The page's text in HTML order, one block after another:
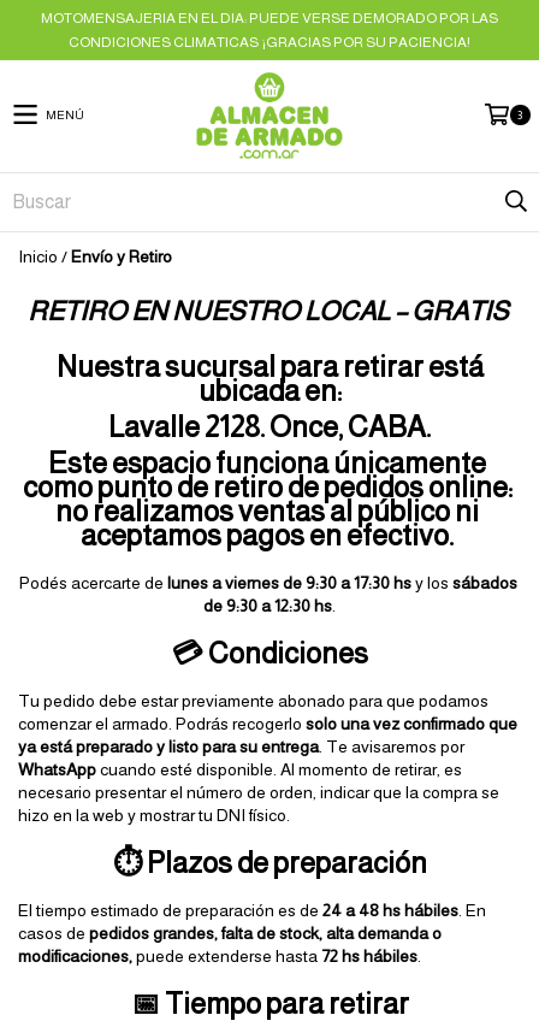
MOTOMENSAJERIA EN EL DIA: PUEDE VERSE DEMORADO POR LAS
CONDICIONES CLIMATICAS ¡GRACIAS POR SU PACIENCIA!
MENÚ 3
Inicio / Envío y Retiro
RETIRO EN NUESTRO LOCAL – GRATIS
Nuestra sucursal para retirar está
ubicada en:
Lavalle 2128. ​Once, CABA.
Este espacio funciona únicamente
como punto de retiro de pedidos online:
no realizamos ventas al público ni
aceptamos pagos en efectivo.
Podés acercarte de lunes a viernes de 9:30 a 17:30 hs y los sábados
de 9:30 a 12:30 hs
💳 Condiciones
Tu pedido debe estar previamente abonado para que podamos
comenzar el armado. Podrás recogerlo solo una vez confirmado que
ya está preparado y listo para su entrega. Te avisaremos por
WhatsAppcuando esté disponible. Al momento de retirar, es
necesario presentar el número de orden, indicar que la compra se
hizo en la web y mostrar tu DNI físico.
⏱️ Plazos de preparación
El tiempo estimado de preparación es de 24 a 48 hs hábiles . En
casos de pedidos grandes, falta de stock, alta demanda o
modificaciones, puede extenderse hasta 72 hs hábiles
📅 Tiempo para retirar